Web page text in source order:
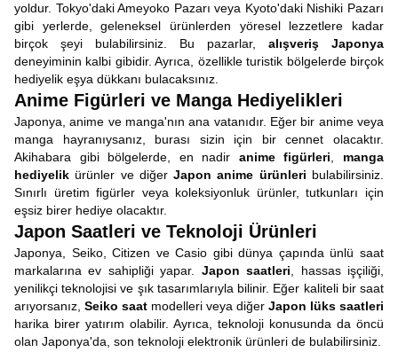
yoldur. Tokyo'daki Ameyoko Pazarı veya Kyoto'daki Nishiki Pazarı
gibi yerlerde, geleneksel ürünlerden yöresel lezzetlere kadar
birçok şeyi bulabilirsiniz. Bu pazarlar, alışveriş Japonya
deneyiminin kalbi gibidir. Ayrıca, özellikle turistik bölgelerde birçok
hediyelik eşya dükkanı bulacaksınız.
Anime Figürleri ve Manga Hediyelikleri
Japonya, anime ve manga'nın ana vatanıdır. Eğer bir anime veya
manga hayranıysanız, burası sizin için bir cennet olacaktır.
Akihabara gibi bölgelerde, en nadir anime figürleri
manga
hediyelik ürünler ve diğerJapon anime ürünleri bulabilirsiniz.
Sınırlı üretim figürler veya koleksiyonluk ürünler, tutkunları için
eşsiz birer hediye olacaktır.
Japon Saatleri ve Teknoloji Ürünleri
Japonya, Seiko, Citizen ve Casio gibi dünya çapında ünlü saat
markalarına ev sahipliği yapar. Japon saatleri , hassas işçiliği,
yenilikçi teknolojisi ve şık tasarımlarıyla bilinir. Eğer kaliteli bir saat
arıyorsanız, Seiko saat modelleri veya diğer Japon lüks saatleri
harika birer yatırım olabilir. Ayrıca, teknoloji konusunda da öncü
olan Japonya'da, son teknoloji elektronik ürünleri de bulabilirsiniz.